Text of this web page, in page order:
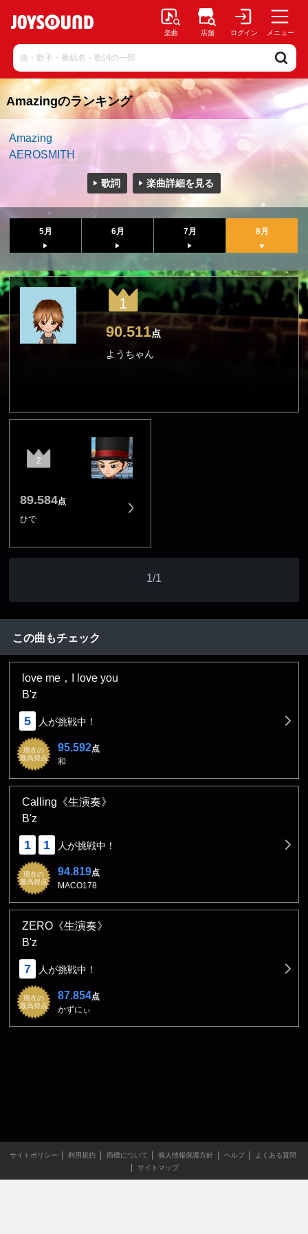
楽曲 店舗 ログイン メニュー
Amazingのランキング
Amazing
AEROSMITH
歌詞 楽曲詳細を見る
5月 6月 7月 8月
1
90.511点
ようちゃん
2
89.584点
ひで
1/1
この曲もチェック
love me，I love you
B'z
5 人が挑戦中！
現在の
最高得点
95.592点
和
Calling《生演奏》
B'z
1 1 人が挑戦中！
現在の
最高得点
94.819点
MACO178
ZERO《生演奏》
B'z
7 人が挑戦中！
現在の
最高得点
87.854点
かずにぃ
サイトポリシー 利用規約 商標について 個人情報保護方針 ヘルプ
よくある質問
サイトマップ